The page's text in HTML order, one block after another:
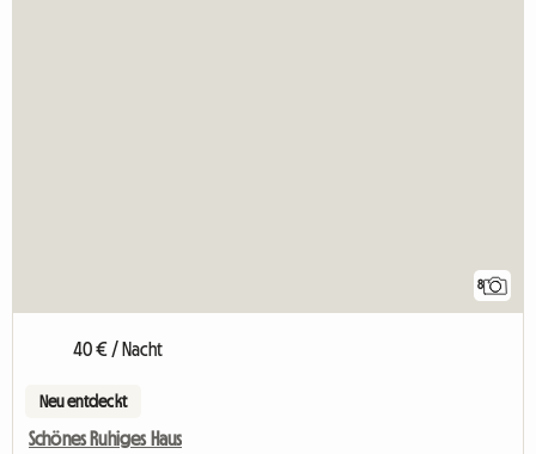
8
40 € / Nacht
Neu entdeckt
Schönes Ruhiges Haus